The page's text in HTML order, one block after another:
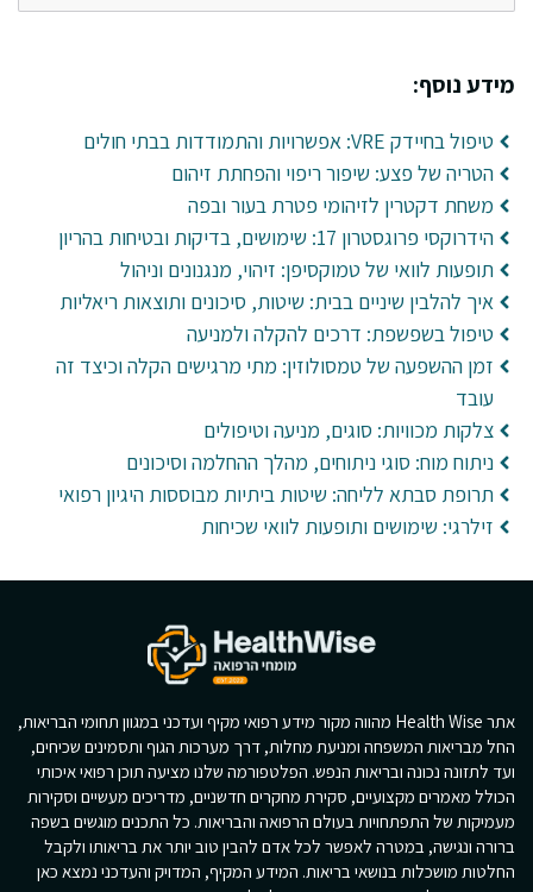
מידע נוסף:
טיפול בחיידק VRE: אפשרויות והתמודדות בבתי חולים
הטריה של פצע: שיפור ריפוי והפחתת זיהום
משחת דקטרין לזיהומי פטרת בעור ובפה
הידרוקסי פרוגסטרון 17: שימושים, בדיקות ובטיחות בהריון
תופעות לוואי של טמוקסיפן: זיהוי, מנגנונים וניהול
איך להלבין שיניים בבית: שיטות, סיכונים ותוצאות ריאליות
טיפול בשפשפת: דרכים להקלה ולמניעה
זמן ההשפעה של טמסולוזין: מתי מרגישים הקלה וכיצד זה
עובד
צלקות מכוויות: סוגים, מניעה וטיפולים
ניתוח מוח: סוגי ניתוחים, מהלך ההחלמה וסיכונים
תרופת סבתא לליחה: שיטות ביתיות מבוססות היגיון רפואי
זילרגי: שימושים ותופעות לוואי שכיחות
אתר Health Wise מהווה מקור מידע רפואי מקיף ועדכני במגוון תחומי הבריאות,
החל מבריאות המשפחה ומניעת מחלות, דרך מערכות הגוף ותסמינים שכיחים,
ועד לתזונה נכונה ובריאות הנפש. הפלטפורמה שלנו מציעה תוכן רפואי איכותי
הכולל מאמרים מקצועיים, סקירת מחקרים חדשניים, מדריכים מעשיים וסקירות
מעמיקות של התפתחויות בעולם הרפואה והבריאות. כל התכנים מוגשים בשפה
ברורה ונגישה, במטרה לאפשר לכל אדם להבין טוב יותר את בריאותו ולקבל
החלטות מושכלות בנושאי בריאות. המידע המקיף, המדויק והעדכני נמצא כאן